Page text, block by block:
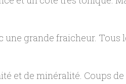
grande fraicheur. Tous
et de minéralité. Coups